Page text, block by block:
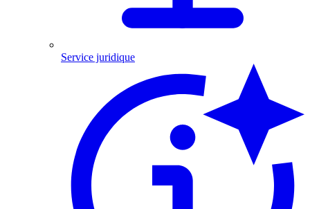
Service juridique